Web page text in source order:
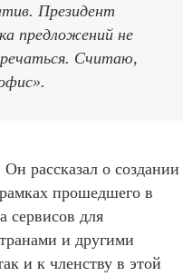
Президент
предложений не
Считаю,
рассказал о создании
прошедшего в
сервисов для
и другими
и к членству в этой